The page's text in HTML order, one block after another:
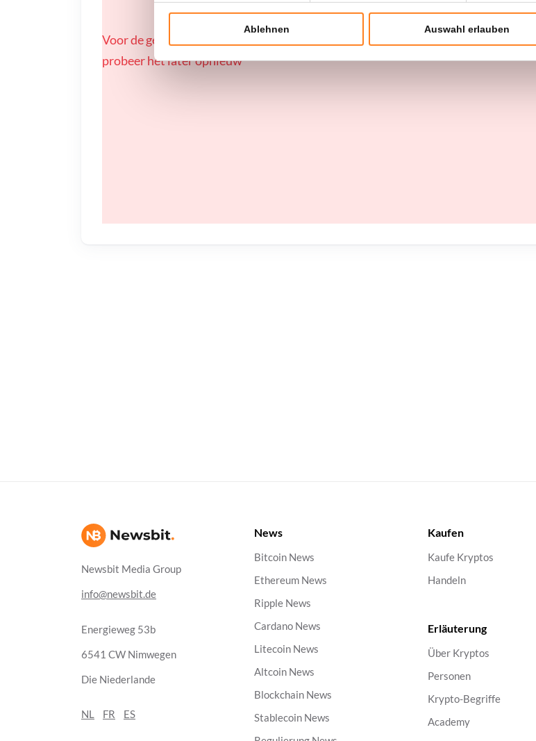
Ablehnen Auswahl erlauben
Voor de geselecteerde coin zijn momenteel geen historische gegevens beschikbaar,
probeer het later opnieuw
Newsbit Media Group
info@newsbit.de
Energieweg 53b
6541 CW Nimwegen
Die Niederlande
NL FR ES
News
Bitcoin News
Ethereum News
Ripple News
Cardano News
Litecoin News
Altcoin News
Blockchain News
Stablecoin News
Kaufen
Kaufe Kryptos
Handeln
Erläuterung
Über Kryptos
Personen
Krypto-Begriffe
Academy